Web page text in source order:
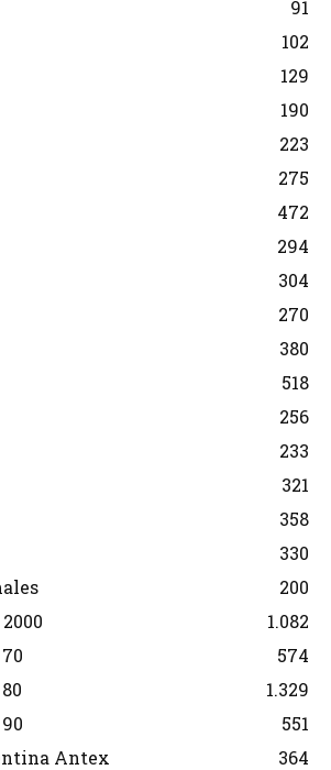
91
102
129
190
223
275
472
294
304
270
380
518
256
233
321
358
330
200
1.082
574
1.329
551
Antex
364